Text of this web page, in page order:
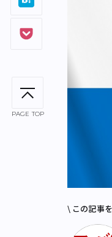
PAGE TOP
\ この記事